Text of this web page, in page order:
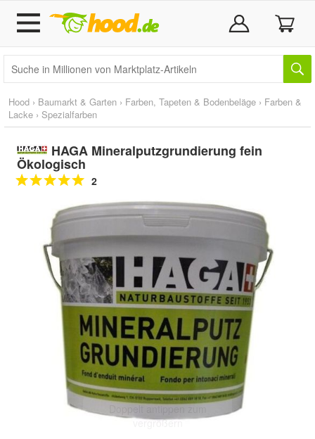
Hood › Baumarkt & Garten › Farben, Tapeten & Bodenbeläge › Farben &
Lacke › Spezialfarben
HAGA Mineralputzgrundierung fein
Ökologisch
2
Doppelt antippen zum
vergrößern